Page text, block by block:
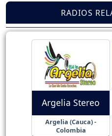
RADIOS
Argelia Stereo
Argelia (Cauca) -
Colombia